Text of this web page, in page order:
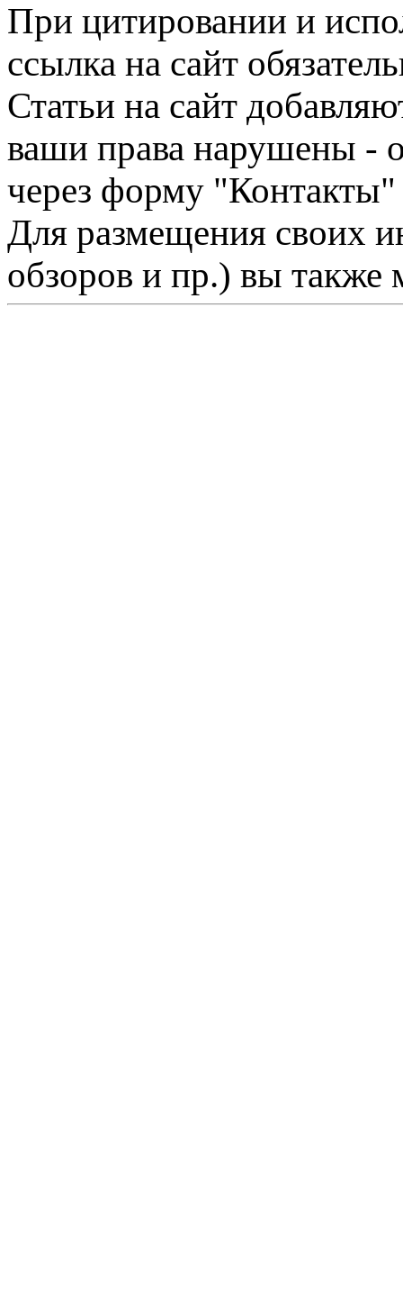
При цитировании и
ссылка на сайт
Статьи на сайт
ваши права нарушены -
через форму "Контакты"
Для размещения своих
обзоров и пр.) вы также